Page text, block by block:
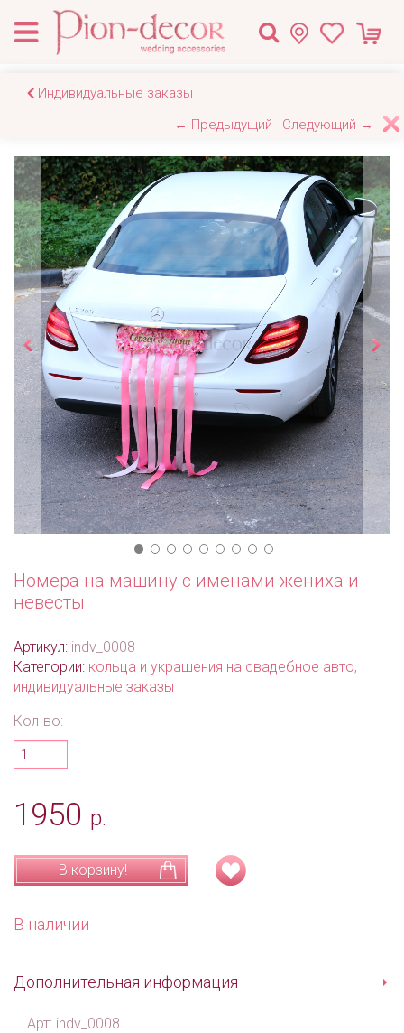
Индивидуальные заказы
← Предыдущий
Следующий →
Номера на машину с именами жениха и
невесты
Артикул: indv_0008
Категории: кольца и украшения на свадебное авто,
индивидуальные заказы
Кол-во:
1950 р.
В корзину!
В наличии
Дополнительная информация
Арт: indv_0008